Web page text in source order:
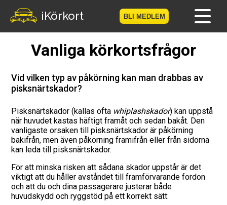
iKörkort BLI MEDLEM
Hem
Bli medlem
Prov
Körkortsresan
Vägmärkesspelet
Körkortsteori
Vanliga körkortsfrågor
Vid vilken typ av påkörning kan man drabbas av
pisksnärtskador?
Pisksnärtskador (kallas ofta whiplashskador) kan uppstå
när huvudet kastas häftigt framåt och sedan bakåt. Den
vanligaste orsaken till pisksnärtskador är påkörning
bakifrån, men även påkörning framifrån eller från sidorna
kan leda till pisksnärtskador.
För att minska risken att sådana skador uppstår är det
viktigt att du håller avståndet till framförvarande fordon
och att du och dina passagerare justerar både
huvudskydd och ryggstöd på ett korrekt sätt: